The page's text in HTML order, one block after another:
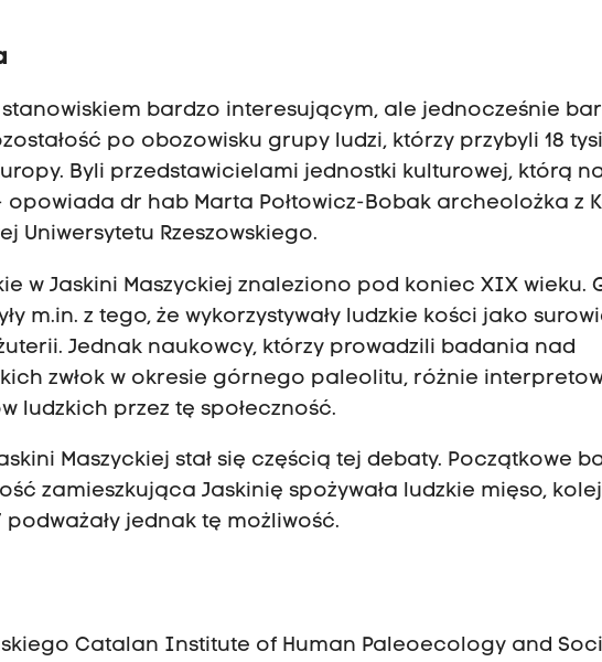
stanowiskiem bardzo interesującym, ale jednocześnie
po obozowisku grupy ludzi, którzy przybyli 18
Byli przedstawicielami jednostki kulturowej, którą
dr hab Marta Połtowicz-Bobak archeolożka z
Uniwersytetu Rzeszowskiego.
w Jaskini Maszyckiej znaleziono pod koniec XIX wieku.
m.in. z tego, że wykorzystywały ludzkie kości jako
Jednak naukowcy, którzy prowadzili badania nad
zwłok w okresie górnego paleolitu, różnie
ludzkich przez tę społeczność.
Maszyckiej stał się częścią tej debaty. Początkowe
zamieszkująca Jaskinię spożywała ludzkie mięso,
jednak tę możliwość.
Catalan Institute of Human Paleoecology and